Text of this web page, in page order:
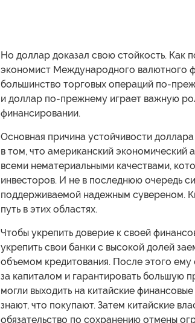
Но доллар доказал свою стойкость. Как
экономист Международного валютного
большинство торговых операций по-
и доллар по-прежнему играет важную
финансировании.
Основная причина устойчивости
в том, что американский экономический
всеми нематериальными качествами,
инвесторов. И не в последнюю очередь
поддерживаемой надежным сувереном.
путь в этих областях.
Чтобы укрепить доверие к своей
укрепить свои банки с высокой долей
объемом кредитования. После этого ему
за капиталом и гарантировать большую
могли выходить на китайские
знают, что покупают. Затем китайские
обязательство по сохранению отмены